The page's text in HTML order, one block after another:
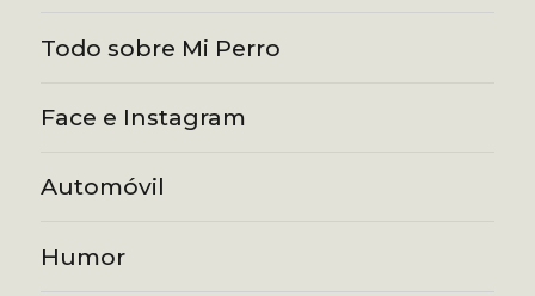
Todo sobre Mi Perro
Face e Instagram
Automóvil
Humor